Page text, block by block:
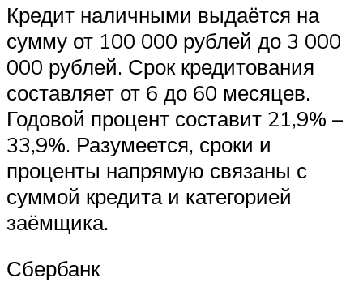
Кредит наличными выдаётся на
сумму от 100 000 рублей до 3 000
000 рублей. Срок кредитования
составляет от 6 до 60 месяцев.
Годовой процент составит 21,9% –
33,9%. Разумеется, сроки и
проценты напрямую связаны с
суммой кредита и категорией
заёмщика.
Сбербанк